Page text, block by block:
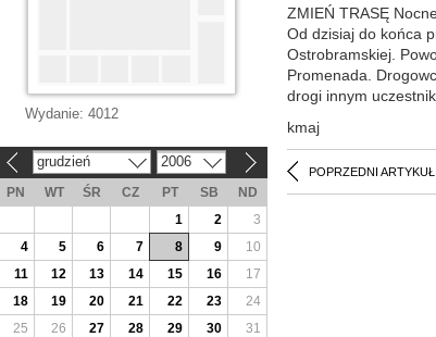
ZMIEŃ TRASĘ
Od dzisiaj do końca
Ostrobramskiej.
Promenada.
drogi innym
kmaj
POPRZEDNI
Wydanie: 4012
grudzień 2006
PN WT ŚR CZ PT SB
ND
1
2
3
4
5 6 7 8 9
10
11
12 13 14 15 16
17
18
19 20 21 22 23
24
25
26 27 28 29 30 31